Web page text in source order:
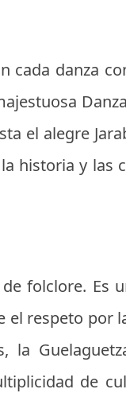
cada danza
el alegre
historia y las
folclore. Es
respeto por
la
de